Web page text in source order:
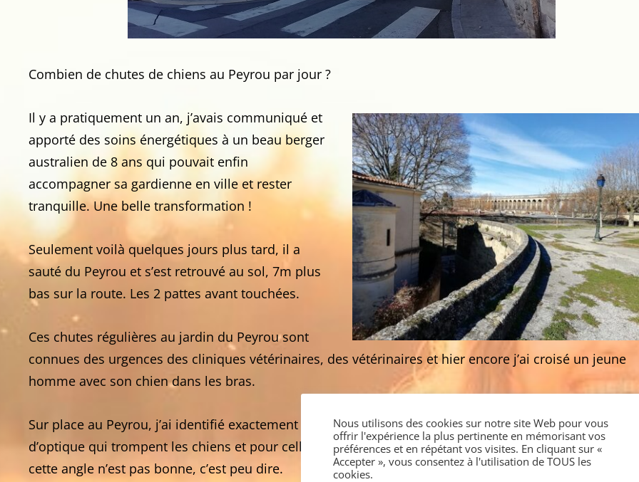
Combien de chutes de chiens au Peyrou par jour ?
Il y a pratiquement un an, j’avais communiqué et
apporté des soins énergétiques à un beau berger
australien de 8 ans qui pouvait enfin
accompagner sa gardienne en ville et rester
tranquille. Une belle transformation !
Seulement voilà quelques jours plus tard, il a
sauté du Peyrou et s’est retrouvé au sol, 7m plus
bas sur la route. Les 2 pattes avant touchées.
Ces chutes régulières au jardin du Peyrou sont
connues des urgences des cliniques vétérinaires, des vétérinaires et hier encore j’ai croisé un jeune
homme avec son chien dans les bras.
Sur place au Peyrou, j’ai identifié exactement l’endroit précis où les chiens sautent. Il y a un effet
d’optique qui trompent les chiens et pour celles et ceux qui sont en lien avec l’invisible, l’énergie dans
cette angle n’est pas bonne, c’est peu dire.
Nous utilisons des cookies sur notre site Web pour vous
offrir l'expérience la plus pertinente en mémorisant vos
préférences et en répétant vos visites. En cliquant sur «
Accepter », vous consentez à l'utilisation de TOUS les
cookies.